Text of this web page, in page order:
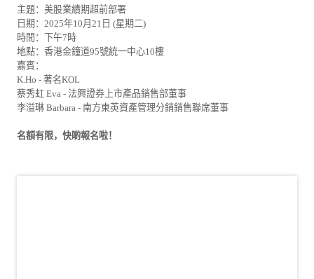
主題：美股業績期超前部署
日期：2025年10月21日 (星期二)
時間：下午7時
地點：香港金鐘道95號統一中心10樓
嘉賓：
K.Ho - 著名KOL
蔡秀虹 Eva - 法興證券上市產品銷售部董事
李溢琳 Barbara - 南方東英資產管理分銷銷售聯席董事
名額有限，快啲報名啦！